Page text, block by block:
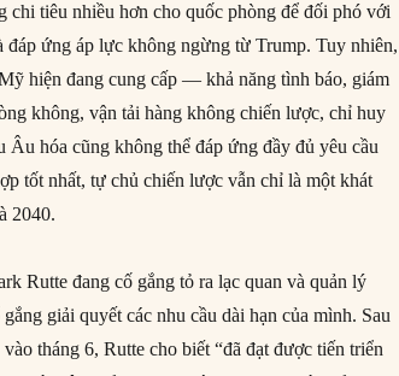
chi tiêu nhiều hơn cho quốc phòng để đối phó với
ứng áp lực không ngừng từ Trump. Tuy nhiên,
hiện đang cung cấp — khả năng tình báo, giám
không, vận tải hàng không chiến lược, chỉ huy
hóa cũng không thể đáp ứng đầy đủ yêu cầu
tốt nhất, tự chủ chiến lược vẫn chỉ là một khát
2040.
Rutte đang cố gắng tỏ ra lạc quan và quản lý
giải quyết các nhu cầu dài hạn của mình. Sau
tháng 6, Rutte cho biết “đã đạt được tiến triển